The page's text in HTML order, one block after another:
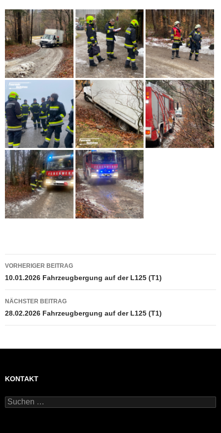
Beitragsnavigation
VORHERIGER BEITRAG
10.01.2026 Fahrzeugbergung auf der L125 (T1)
NÄCHSTER BEITRAG
28.02.2026 Fahrzeugbergung auf der L125 (T1)
KONTAKT
Suchen
nach: